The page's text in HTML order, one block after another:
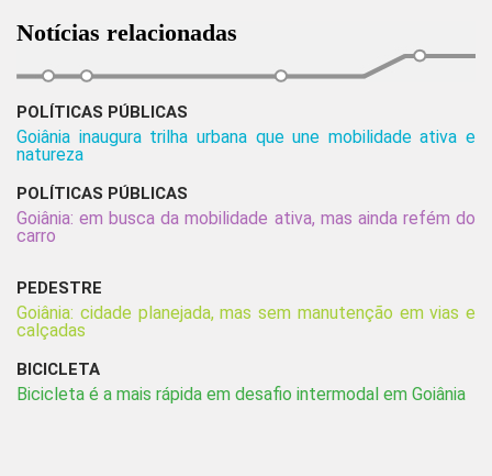
Notícias relacionadas
POLÍTICAS PÚBLICAS
Goiânia inaugura trilha urbana que une mobilidade ativa e
natureza
POLÍTICAS PÚBLICAS
Goiânia: em busca da mobilidade ativa, mas ainda refém do
carro
PEDESTRE
Goiânia: cidade planejada, mas sem manutenção em vias e
calçadas
BICICLETA
Bicicleta é a mais rápida em desafio intermodal em Goiânia